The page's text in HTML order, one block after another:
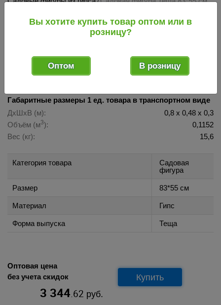
Код товара:024361
Габаритные размеры 1 ед. товара в транспортном виде
ДхШхВ (м):
0,8 х 0,48 х 0,3
Объём (м3):
0,1152
Вес (кг):
15,6
Категория товара
Садовая
фигура
Размер 83*55 см
Материал Гипс
Форма выпуска Теща
Оптовая цена
без учета скидок
3 344.62 руб.
Купить
Вы хотите купить товар оптом или в
розницу?
Оптом В розницу